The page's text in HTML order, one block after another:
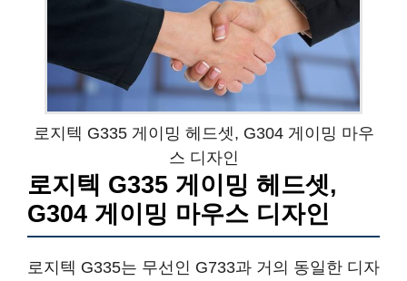
로지텍 G335 게이밍 헤드셋, G304 게이밍 마우
스 디자인
로지텍 G335 게이밍 헤드셋,
G304 게이밍 마우스 디자인
로지텍 G335는 무선인 G733과 거의 동일한 디자